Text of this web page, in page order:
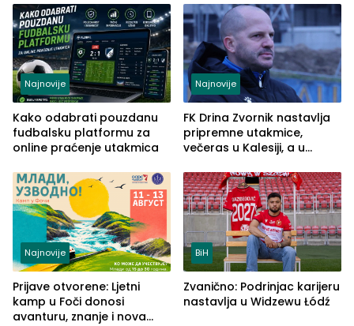
seniorskoj konkurenciji
Najnovije
Kako odabrati pouzdanu
fudbalsku platformu za
online praćenje utakmica
Najnovije
FK Drina Zvornik nastavlja
pripremne utakmice,
večeras u Kalesiji, a u
prvenstvo otvara na
Palama
Najnovije
Prijave otvorene: Ljetni
kamp u Foči donosi
avanturu, znanje i nova
BiH
Zvanično: Podrinjac karijeru
nastavlja u Widzewu Łódź